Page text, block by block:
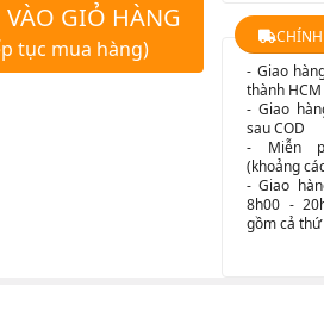
VÀO GIỎ HÀNG
tục mua hàng)
CHÍNH
- Giao
thành HCM
- Giao
sau COD
- Miễn
(khoảng
- Giao
8h00 -
gồm cả thứ